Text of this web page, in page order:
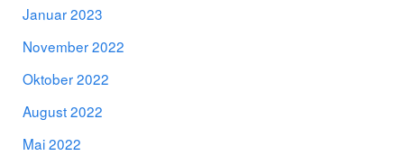
Januar 2023
November 2022
Oktober 2022
August 2022
Mai 2022